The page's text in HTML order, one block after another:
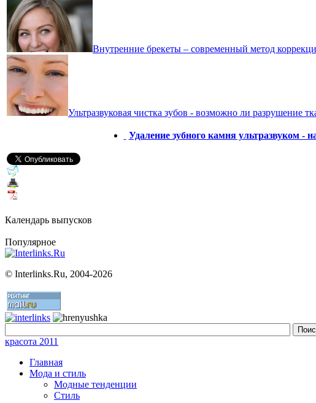
Внутренние брекеты – современный метод
Ультразвуковая чистка зубов - возможно ли разрушение
Удаление зубного камня ультразвуком -
Календарь выпусков
Популярное
© Interlinks.Ru, 2004-2026
красота 2011
Главная
Мода и стиль
Модные тенденции
Стиль